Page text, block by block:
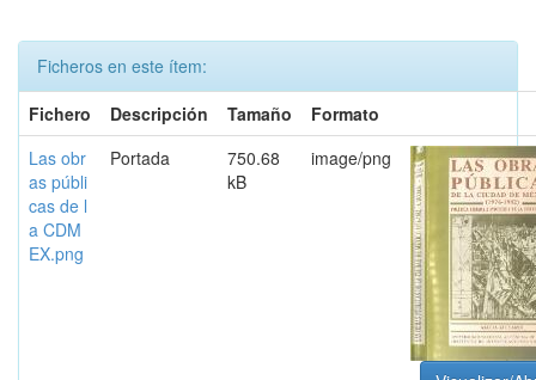
Ficheros en este ítem:
Fichero
Descripción Tamaño
Formato
Las obr
as públi
cas de l
a CDM
EX.png
Portada
750.68
kB
image/png